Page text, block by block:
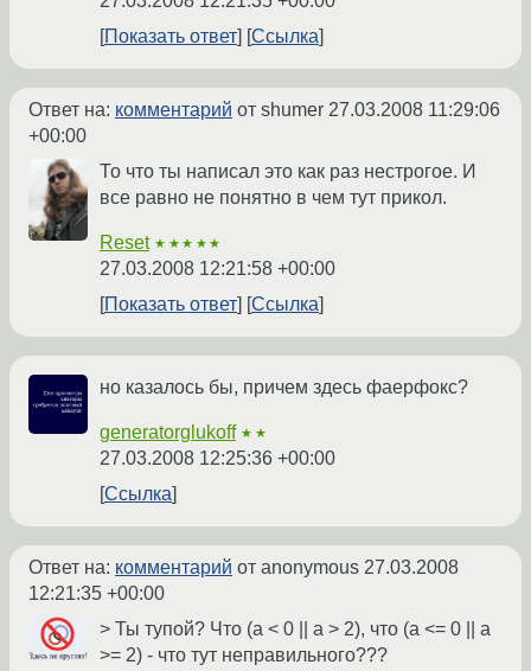
Показать ответ
Ссылка
Ответ на: комментарий от shumer 27.03.2008 11:29:06
+00:00
То что ты написал это как раз нестрогое. И
все равно не понятно в чем тут прикол.
Reset ★★★★★
27.03.2008 12:21:58 +00:00
Показать ответ
Ссылка
но казалось бы, причем здесь фаерфокс?
generatorglukoff ★★
27.03.2008 12:25:36 +00:00
Ссылка
Ответ на: комментарий от anonymous 27.03.2008
12:21:35 +00:00
> Ты тупой? Что (a < 0 || a > 2), что (a <= 0 || a
>= 2) - что тут неправильного???